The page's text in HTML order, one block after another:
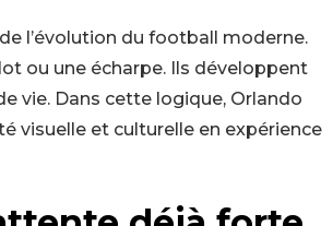
l’évolution du football moderne.
ou une écharpe. Ils développent
vie. Dans cette logique, Orlando
visuelle et culturelle en expérience